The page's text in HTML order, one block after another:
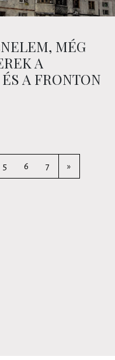
MÉG
A
A FRONTON
5 6 7 »